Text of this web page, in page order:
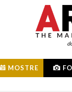
MOSTRE